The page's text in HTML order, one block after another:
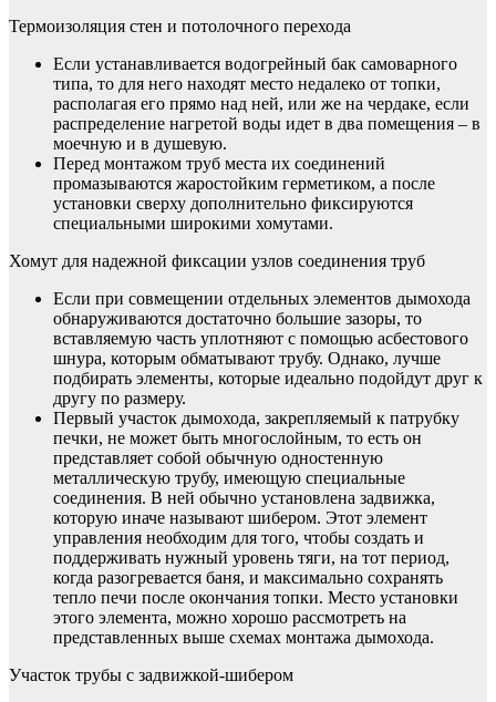
Термоизоляция стен и потолочного перехода
Если устанавливается водогрейный бак самоварного
типа, то для него находят место недалеко от топки,
располагая его прямо над ней, или же на чердаке, если
распределение нагретой воды идет в два помещения – в
моечную и в душевую.
Перед монтажом труб места их соединений
промазываются жаростойким герметиком, а после
установки сверху дополнительно фиксируются
специальными широкими хомутами.
Хомут для надежной фиксации узлов соединения труб
Если при совмещении отдельных элементов дымохода
обнаруживаются достаточно большие зазоры, то
вставляемую часть уплотняют с помощью асбестового
шнура, которым обматывают трубу. Однако, лучше
подбирать элементы, которые идеально подойдут друг к
другу по размеру.
Первый участок дымохода, закрепляемый к патрубку
печки, не может быть многослойным, то есть он
представляет собой обычную одностенную
металлическую трубу, имеющую специальные
соединения. В ней обычно установлена задвижка,
которую иначе называют шибером. Этот элемент
управления необходим для того, чтобы создать и
поддерживать нужный уровень тяги, на тот период,
когда разогревается баня, и максимально сохранять
тепло печи после окончания топки. Место установки
этого элемента, можно хорошо рассмотреть на
представленных выше схемах монтажа дымохода.
Участок трубы с задвижкой-шибером